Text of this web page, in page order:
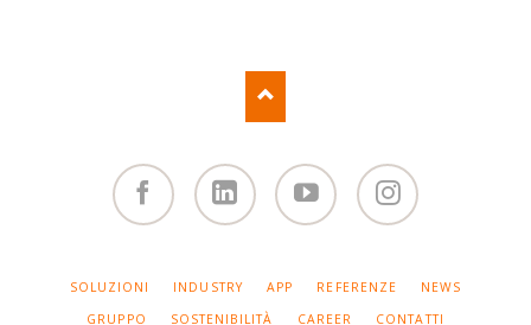
SALTA
NAVIGAZIONE
SOLUZIONI INDUSTRY APP REFERENZE
NEWS
GRUPPO
SOSTENIBILITÀ CAREER CONTATTI